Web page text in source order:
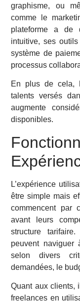
graphisme, ou
comme le
plateforme a de
intuitive, ses
système de
processus
En plus de cela,
talents versés
augmente
disponibles.
L’expérience
être simple mais
commencent par
avant leurs
structure
peuvent
selon divers
demandées, le
Quant aux clients,
freelances en